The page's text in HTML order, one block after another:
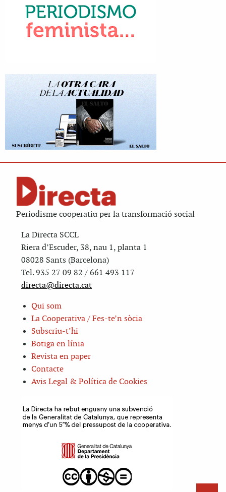
Periodisme cooperatiu per la transformació social
La Directa SCCL
Riera d’Escuder, 38, nau 1, planta 1
08028 Sants (Barcelona)
Tel. 935 27 09 82 / 661 493 117
directa@directa.cat
Qui som
La Cooperativa / Fes-te’n sòcia
Subscriu-t’hi
Botiga en línia
Revista en paper
Contacte
Avis Legal & Política de Cookies